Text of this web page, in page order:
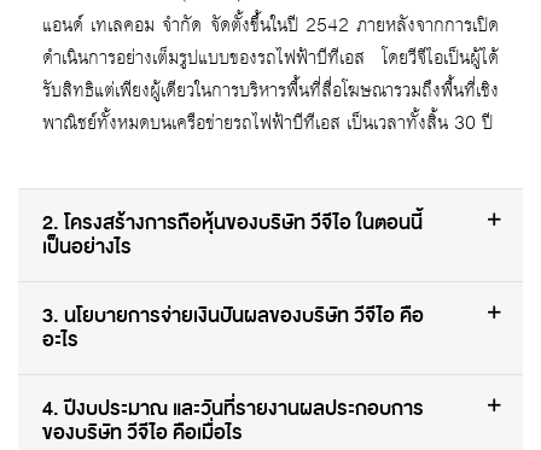
แอนด์ เทเลคอม จำกัด จัดตั้งขึ้นในปี 2542 ภายหลังจากการเปิด
ดำเนินการอย่างเต็มรูปแบบของรถไฟฟ้าบีทีเอส โดยวีจีไอเป็นผู้ได้
รับสิทธิแต่เพียงผู้เดียวในการบริหารพื้นที่สื่อโฆษณารวมถึงพื้นที่เชิง
พาณิชย์ทั้งหมดบนเครือข่ายรถไฟฟ้าบีทีเอส เป็นเวลาทั้งสิ้น 30 ปี
2. โครงสร้างการถือหุ้นของบริษัท วีจีไอ ในตอนนี้
เป็นอย่างไร
3. นโยบายการจ่ายเงินปันผลของบริษัท วีจีไอ คือ
อะไร
4. ปีงบประมาณ และวันที่รายงานผลประกอบการ
ของบริษัท วีจีไอ คือเมื่อไร